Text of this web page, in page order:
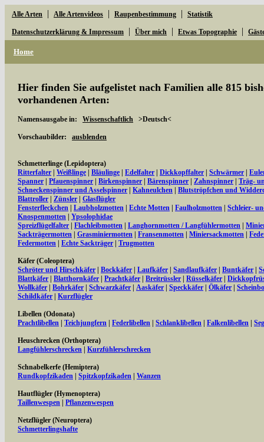
Alle Arten | Alle Artenvideos | Raupenbestimmung | Statistik
Datenschutzerklärung & Impressum | Über mich | Etwas Topographie |
Home
Hier finden Sie aufgelistet nach Familien alle 815
vorhandenen Arten:
Namensausgabe in: Wissenschaftlich >Deutsch<
Vorschaubilder: ausblenden
Schmetterlinge (Lepidoptera)
Ritterfalter
Weißlinge Bläulinge Edelfalter Dickkopffalter Schwärmer
Spanner
Pfauenspinner Birkenspinner Bärenspinner Zahnspinner
Träg-
Schneckenspinner und Asselspinner
Kahneulchen
Blutströpfchen und
Blattroller
Zünsler
Glasflügler
Fensterfleckchen
Laubholzmotten Echte Motten Faulholzmotten
Schleier-
Knospenmotten
Ypsolophidae
Spreizflügelfalter
Flachleibmotten Langhornmotten / Langfühlermotten
Sackträgermotten
Grasminiermotten Fransenmotten Miniersackmotten
Federmotten
Echte Sackträger Trugmotten
Käfer (Coleoptera)
Schröter und Hirschkäfer
Bockkäfer Laufkäfer Sandlaufkäfer Buntkäfer
Blattkäfer
Blatthornkäfer Prachtkäfer Breitrüssler Rüsselkäfer
Wollkäfer
Bohrkäfer Schwarzkäfer Aaskäfer Speckkäfer Ölkäfer
Schildkäfer
Kurzflügler
Libellen (Odonata)
Prachtlibellen
Teichjungfern Federlibellen Schlanklibellen Falkenlibellen
Heuschrecken (Orthoptera)
Langfühlerschrecken
Kurzfühlerschrecken
Schnabelkerfe (Hemiptera)
Rundkopfzikaden
Spitzkopfzikaden Wanzen
Hautflügler (Hymenoptera)
Taillenwespen
Pflanzenwespen
Netzflügler (Neuroptera)
Schmetterlingshafte